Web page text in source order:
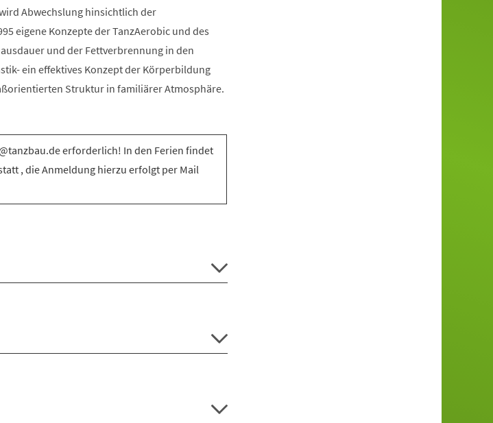
Abwechslung hinsichtlich der
eigene Konzepte der TanzAerobic und des
und der Fettverbrennung in den
ein effektives Konzept der Körperbildung
Struktur in familiärer Atmosphäre.
erforderlich! In den Ferien findet
, die Anmeldung hierzu erfolgt per Mail